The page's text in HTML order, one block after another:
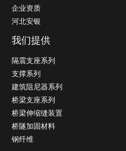
企业资质
河北安银
我们提供
隔震支座系列
支撑系列
建筑阻尼器系列
桥梁支座系列
桥梁伸缩缝装置
桥隧加固材料
钢纤维